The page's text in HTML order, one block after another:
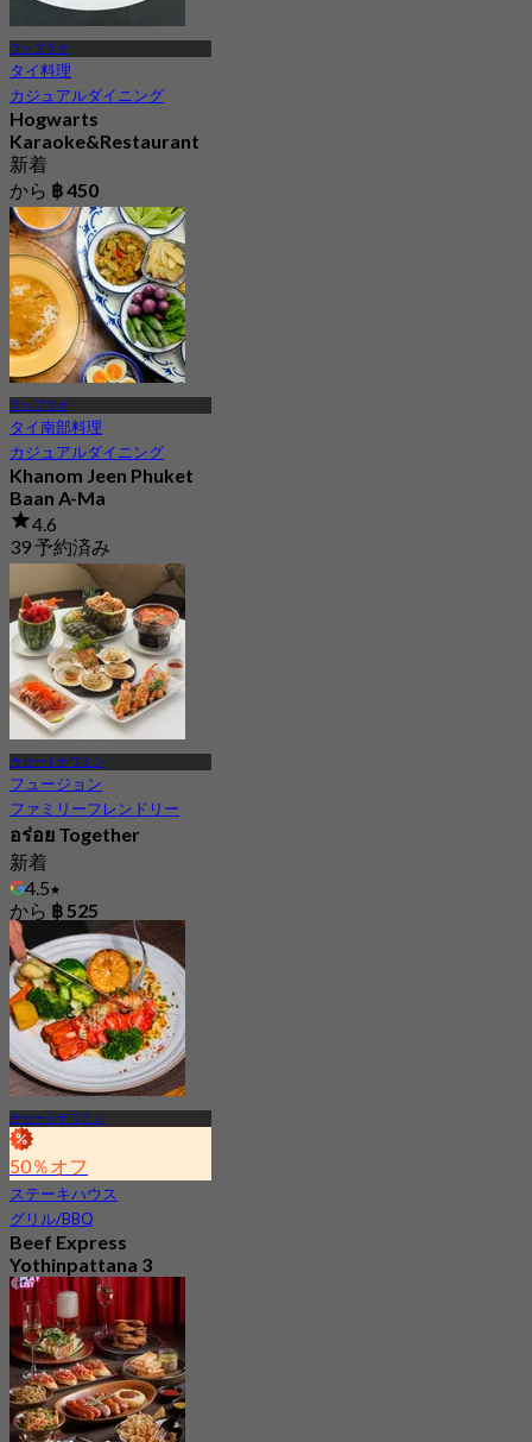
ラップラオ
タイ料理
カジュアルダイニング
Hogwarts
Karaoke&Restaurant
新着
から ฿ 450
ラップラオ
タイ南部料理
カジュアルダイニング
Khanom Jeen Phuket
Baan A-Ma
4.6
39 予約済み
฿ 212.5
カセートナワミン
フュージョン
ファミリーフレンドリー
อร่อย Together
新着
4.5
から ฿ 525
カセートナワミン
50％オフ
ステーキハウス
グリル/BBQ
Beef Express
Yothinpattana 3
4.7
5.7K 予約済み
から฿ 299